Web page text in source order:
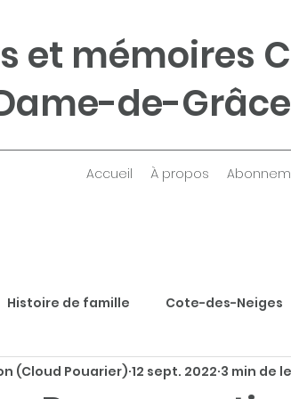
et mémoires
de-
Accueil À propos
Histoire de famille Cote-des-Neiges
(Cloud Pouarier) 12 sept. 2022 3 min de